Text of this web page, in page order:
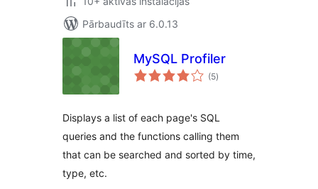
Pārbaudīts ar 6.0.13
MySQL Profiler
(5vērtējumu
kopsumma
)
Displays a list of each page's SQL
queries and the functions calling them
that can be searched and sorted by time,
type, etc.